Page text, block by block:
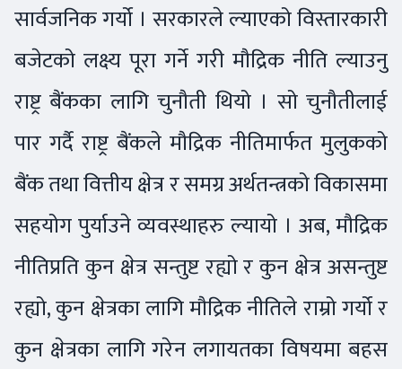
सार्वजनिक गर्यो । सरकारले ल्याएको विस्तारकारी
बजेटको लक्ष्य पूरा गर्ने गरी मौद्रिक नीति ल्याउनु
राष्ट्र बैंकका लागि चुनौती थियो । सो चुनौतीलाई
पार गर्दै राष्ट्र बैंकले मौद्रिक नीतिमार्फत मुलुकको
बैंक तथा वित्तीय क्षेत्र र समग्र अर्थतन्त्रको विकासमा
सहयोग पुर्याउने व्यवस्थाहरु ल्यायो । अब, मौद्रिक
नीतिप्रति कुन क्षेत्र सन्तुष्ट रह्यो र कुन क्षेत्र असन्तुष्ट
रह्यो, कुन क्षेत्रका लागि मौद्रिक नीतिले राम्रो गर्यो र
कुन क्षेत्रका लागि गरेन लगायतका विषयमा बहस